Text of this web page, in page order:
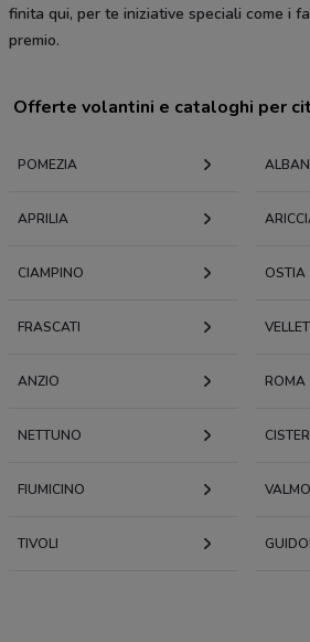
finita qui, per te iniziative speciali come i
premio.
Offerte volantini e cataloghi per
POMEZIA
APRILIA
CIAMPINO OSTIA
FRASCATI
ANZIO ROMA
NETTUNO
FIUMICINO
TIVOLI